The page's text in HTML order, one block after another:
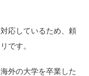
応しているため、頼
です。
外の大学を卒業した